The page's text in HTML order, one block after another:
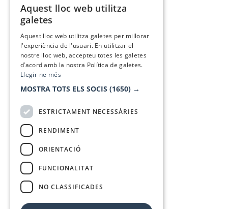
Aquest lloc web utilitza
galetes
Aquest lloc web utilitza galetes per millorar
l'experiència de l'usuari. En utilitzar el
nostre lloc web, accepteu totes les galetes
d’acord amb la nostra Política de galetes.
Llegir-ne més
MOSTRA TOTS ELS SOCIS (1650) →
ESTRICTAMENT NECESSÀRIES
RENDIMENT
ORIENTACIÓ
FUNCIONALITAT
NO CLASSIFICADES